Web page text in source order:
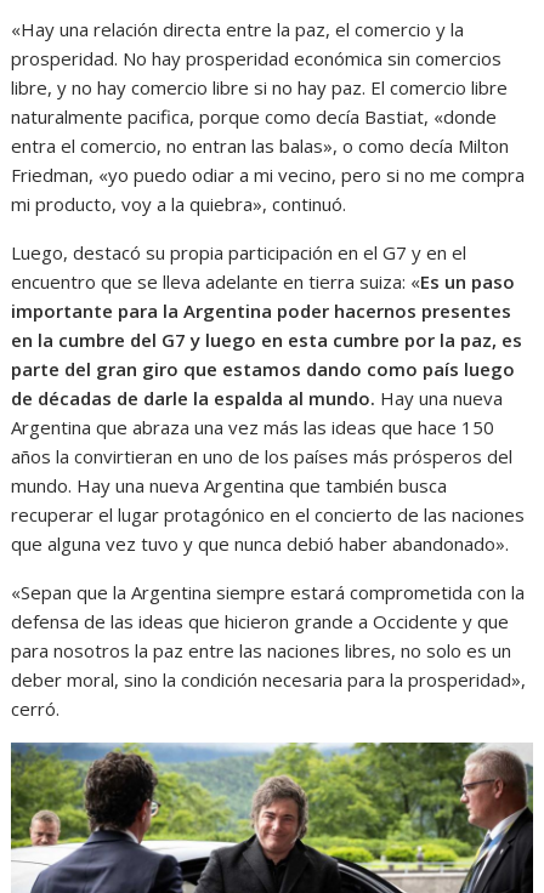
«Hay una relación directa entre la paz, el comercio y la
prosperidad. No hay prosperidad económica sin comercios
libre, y no hay comercio libre si no hay paz. El comercio libre
naturalmente pacifica, porque como decía Bastiat, «donde
entra el comercio, no entran las balas», o como decía Milton
Friedman, «yo puedo odiar a mi vecino, pero si no me compra
mi producto, voy a la quiebra», continuó.
Luego, destacó su propia participación en el G7 y en el
encuentro que se lleva adelante en tierra suiza: «Es un paso
importante para la Argentina poder hacernos presentes
en la cumbre del G7 y luego en esta cumbre por la paz, es
parte del gran giro que estamos dando como país luego
de décadas de darle la espalda al mundo. Hay una nueva
Argentina que abraza una vez más las ideas que hace 150
años la convirtieran en uno de los países más prósperos del
mundo. Hay una nueva Argentina que también busca
recuperar el lugar protagónico en el concierto de las naciones
que alguna vez tuvo y que nunca debió haber abandonado».
«Sepan que la Argentina siempre estará comprometida con la
defensa de las ideas que hicieron grande a Occidente y que
para nosotros la paz entre las naciones libres, no solo es un
deber moral, sino la condición necesaria para la prosperidad»,
cerró.